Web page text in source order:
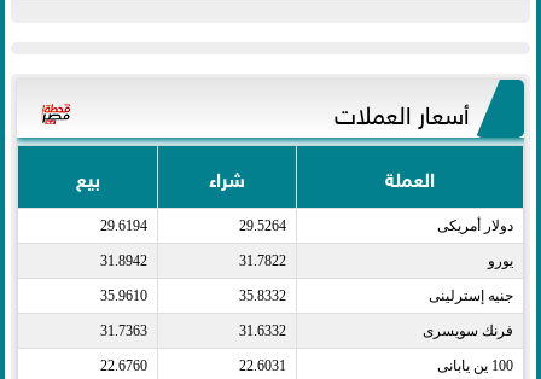
أسعار العملات
العملة شراء بيع
دولار أمريكى​ 29.5264
29.6194
يورو​ 31.7822
31.8942
جنيه إسترلينى​ 35.8332
35.9610
فرنك سويسرى​ 31.6332
31.7363
100 ين يابانى​ 22.6031
22.6760